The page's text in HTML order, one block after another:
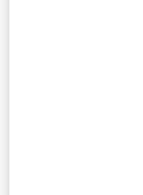
contenus
mentionnés
● si vous avez des
provoqué
d'aspirine ou
apparenté
inflammatoires
● Si vous êtes
mois
de 24 semaines
du duodénum
● si vous